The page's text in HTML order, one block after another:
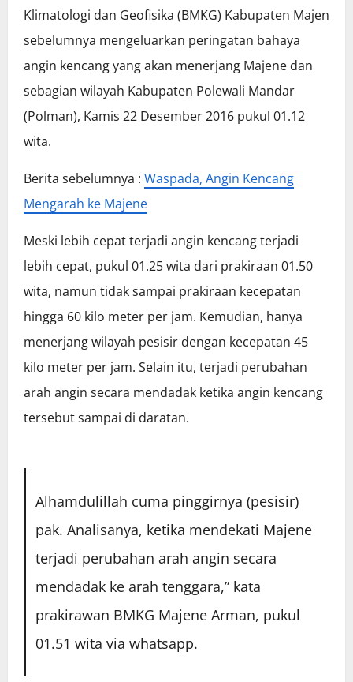
Klimatologi dan Geofisika (BMKG) Kabupaten Majen
sebelumnya mengeluarkan peringatan bahaya
angin kencang yang akan menerjang Majene dan
sebagian wilayah Kabupaten Polewali Mandar
(Polman), Kamis 22 Desember 2016 pukul 01.12
wita.
Berita sebelumnya : Waspada, Angin Kencang
Mengarah ke Majene
Meski lebih cepat terjadi angin kencang terjadi
lebih cepat, pukul 01.25 wita dari prakiraan 01.50
wita, namun tidak sampai prakiraan kecepatan
hingga 60 kilo meter per jam. Kemudian, hanya
menerjang wilayah pesisir dengan kecepatan 45
kilo meter per jam. Selain itu, terjadi perubahan
arah angin secara mendadak ketika angin kencang
tersebut sampai di daratan.
Alhamdulillah cuma pinggirnya (pesisir)
pak. Analisanya, ketika mendekati Majene
terjadi perubahan arah angin secara
mendadak ke arah tenggara,” kata
prakirawan BMKG Majene Arman, pukul
01.51 wita via whatsapp.